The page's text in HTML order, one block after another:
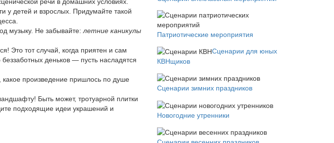
у детей и взрослых. Придумайте такой
музыку. Не забывайте: летние каникулы
Это тот случай, когда приятен и сам
деньков — пусть насладятся
произведение пришлось по душе
Быть может, тротуарной плитки
подходящие идеи украшений и
Патриотические мероприятия
Сценарии для юных
КВНщиков
Сценарии зимних праздников
Новогодние утренники